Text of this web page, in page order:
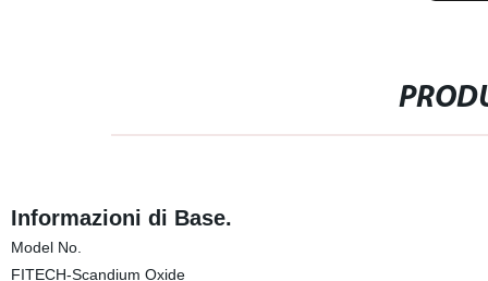
Informazioni di Base.
Model No.
FITECH-Scandium Oxide